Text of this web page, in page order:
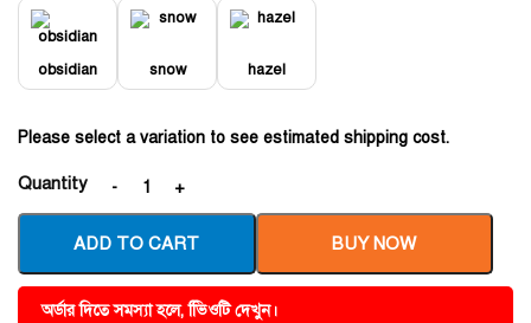
obsidian snow hazel
Please select a variation to see estimated shipping cost.
Quantity
ADD TO CART BUY NOW
অর্ডার দিতে সমস্যা হলে, ভিিওটি দেখুন।